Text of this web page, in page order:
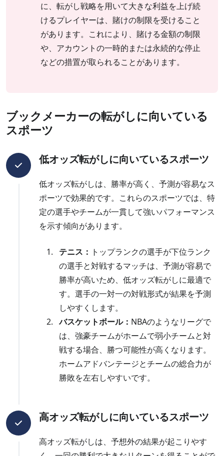
に、転がし戦略を用いて大きな利益を上げ続
けるプレイヤーは、賭けの制限を受けること
があります。これにより、賭ける金額の制限
や、アカウントの一時的または永続的な停止
などの措置が取られることがあります。
ブックメーカーの転がしに向いている
スポーツ
低オッズ転がしに向いているスポーツ
低オッズ転がしは、勝率が高く、予測が容易なス
ポーツで効果的です。これらのスポーツでは、特
定の選手やチームが一貫して強いパフォーマンス
を示す傾向があります。
テニス： トップランクの選手が下位ランク
の選手と対戦するマッチは、予測が容易で
勝率が高いため、低オッズ転がしに最適で
す。選手の一対一の対戦形式が結果を予測
しやすくします。
バスケットボール： NBAのようなリーグで
は、強豪チームがホームで弱小チームと対
戦する場合、勝つ可能性が高くなります。
ホームアドバンテージとチームの総合力が
勝敗を左右しやすいです。
高オッズ転がしに向いているスポーツ
高オッズ転がしは、予想外の結果が起こりやす